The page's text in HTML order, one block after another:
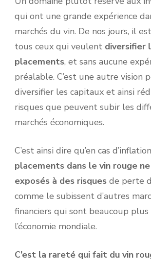
qui ont une grande expérience
marchés du vin. De nos jours, il
tous ceux qui veulent diversifier
placements, et sans aucune
préalable. C’est une autre vision
diversifier les capitaux et ainsi
risques que peuvent subir les
marchés économiques.
C’est ainsi dire qu’en cas
placements dans le vin rouge
exposés à des risques de perte
comme le subissent d’autres
financiers qui sont beaucoup plus
l’économie mondiale.
C’est la rareté qui fait du vin